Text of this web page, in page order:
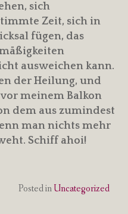
sich
Zeit, sich in
fügen, das
ausweichen kann.
der Heilung, und
meinem Balkon
dem aus zumindest
man nichts mehr
Schiff ahoi!
Posted inUncategorized